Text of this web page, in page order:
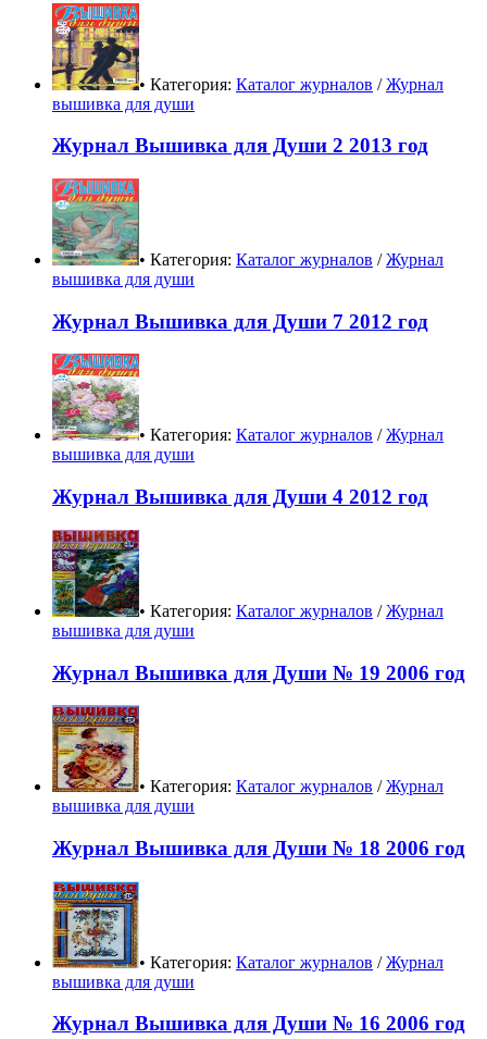
• Категория: Каталог журналов /Журнал
вышивка для души
Журнал Вышивка для Души 2 2013 год
• Категория: Каталог журналов /Журнал
вышивка для души
Журнал Вышивка для Души 7 2012 год
• Категория: Каталог журналов /Журнал
вышивка для души
Журнал Вышивка для Души 4 2012 год
• Категория: Каталог журналов /Журнал
вышивка для души
Журнал Вышивка для Души № 19 2006 год
• Категория: Каталог журналов /Журнал
вышивка для души
Журнал Вышивка для Души № 18 2006 год
• Категория: Каталог журналов /Журнал
вышивка для души
Журнал Вышивка для Души № 16 2006 год